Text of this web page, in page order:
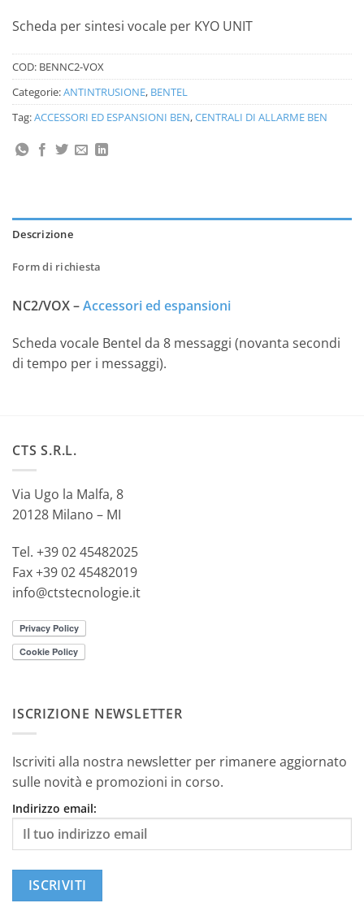
Scheda per sintesi vocale per KYO UNIT
COD: BENNC2-VOX
Categorie:ANTINTRUSIONE, BENTEL
Tag:ACCESSORI ED ESPANSIONI BEN,CENTRALI DI ALLARME BEN
Descrizione
Form di richiesta
NC2/VOX –Accessori ed espansioni
Scheda vocale Bentel da 8 messaggi (novanta secondi
di tempo per i messaggi).
CTS S.R.L.
Via Ugo la Malfa, 8
20128 Milano – MI
Tel. +39 02 45482025
Fax +39 02 45482019
info@ctstecnologie.it
ISCRIZIONE NEWSLETTER
Iscriviti alla nostra newsletter per rimanere aggiornato
sulle novità e promozioni in corso.
Indirizzo email: